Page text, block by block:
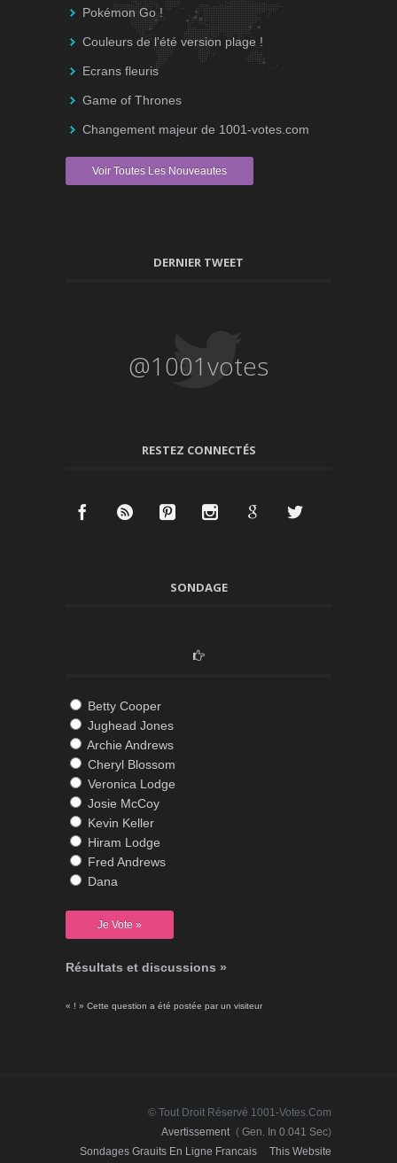
Pokémon Go !
Couleurs de l'été version plage !
Ecrans fleuris
Game of Thrones
Changement majeur de 1001-votes.com
Voir Toutes Les Nouveautes
DERNIER TWEET
@1001votes
RESTEZ CONNECTÉS
SONDAGE
Betty Cooper
Jughead Jones
Archie Andrews
Cheryl Blossom
Veronica Lodge
Josie McCoy
Kevin Keller
Hiram Lodge
Fred Andrews
Dana
Résultats et discussions »
« ! » Cette question a été postée par un visiteur
© Tout Droit Réservé 1001-Votes.com
Avertissement ( Gen. In 0.041 Sec)
Sondages Grauits En Ligne Francais
This Website